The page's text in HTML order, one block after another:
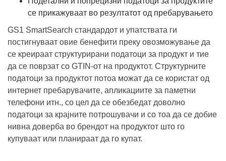
се прикажуваат во резултатот од пребарувањето
GS1 SmartSearch стандардот и упатствата ги
постигнуваат овие бенефити преку овозможување да
се креираат структурирани податоци за продукт и тие
да се поврзат со GTIN-от на продуктот. Структурните
податоци за продуктот потоа можат да се користат од
интернет пребарувачите, апликациите за паметни
телефони итн., со цел да се обезбедат доволно
податоци за крајните потрошувачи и со тоа да се добие
нивна доверба во брендот на продуктот што го
купуваат или планираат да го купат.